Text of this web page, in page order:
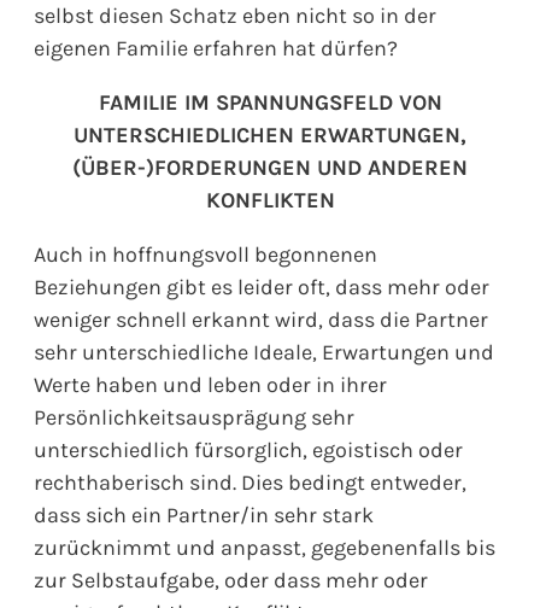
selbst diesen Schatz eben nicht so in der
eigenen Familie erfahren hat dürfen?
FAMILIE IM SPANNUNGSFELD VON
UNTERSCHIEDLICHEN ERWARTUNGEN,
(ÜBER-)FORDERUNGEN UND ANDEREN
KONFLIKTEN
Auch in hoffnungsvoll begonnenen
Beziehungen gibt es leider oft, dass mehr oder
weniger schnell erkannt wird, dass die Partner
sehr unterschiedliche Ideale, Erwartungen und
Werte haben und leben oder in ihrer
Persönlichkeitsausprägung sehr
unterschiedlich fürsorglich, egoistisch oder
rechthaberisch sind. Dies bedingt entweder,
dass sich ein Partner/in sehr stark
zurücknimmt und anpasst, gegebenenfalls bis
zur Selbstaufgabe, oder dass mehr oder